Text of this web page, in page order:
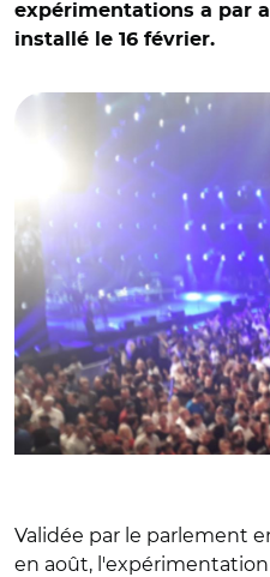
expérimentations a par
installé le 16 février.
Validée par le parlement
en août,